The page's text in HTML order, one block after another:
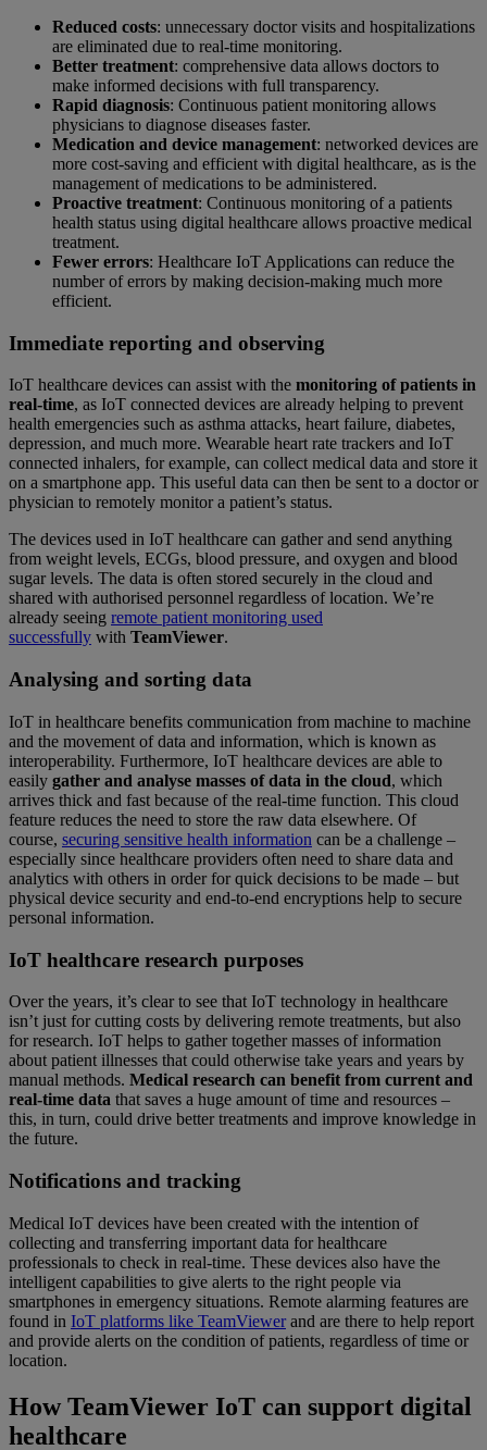
Reduced costs: unnecessary doctor visits and hospitalizations
are eliminated due to real-time monitoring.
Better treatment: comprehensive data allows doctors to
make informed decisions with full transparency.
Rapid diagnosis: Continuous patient monitoring allows
physicians to diagnose diseases faster.
Medication and device management: networked devices are
more cost-saving and efficient with digital healthcare, as is the
management of medications to be administered.
Proactive treatment: Continuous monitoring of a patients
health status using digital healthcare allows proactive medical
treatment.
Fewer errors: Healthcare IoT Applications can reduce the
number of errors by making decision-making much more
efficient.
Immediate reporting and observing
IoT healthcare devices can assist with the monitoring of patients in
real-time, as IoT connected devices are already helping to prevent
health emergencies such as asthma attacks, heart failure, diabetes,
depression, and much more. Wearable heart rate trackers and IoT
connected inhalers, for example, can collect medical data and store it
on a smartphone app. This useful data can then be sent to a doctor or
physician to remotely monitor a patient’s status.
The devices used in IoT healthcare can gather and send anything
from weight levels, ECGs, blood pressure, and oxygen and blood
sugar levels. The data is often stored securely in the cloud and
shared with authorised personnel regardless of location. We’re
already seeing remote patient monitoring used
successfully with TeamViewer.
Analysing and sorting data
IoT in healthcare benefits communication from machine to machine
and the movement of data and information, which is known as
interoperability. Furthermore, IoT healthcare devices are able to
easily gather and analyse masses of data in the cloud, which
arrives thick and fast because of the real-time function. This cloud
feature reduces the need to store the raw data elsewhere. Of
course, securing sensitive health information can be a challenge –
especially since healthcare providers often need to share data and
analytics with others in order for quick decisions to be made – but
physical device security and end-to-end encryptions help to secure
personal information.
IoT healthcare research purposes
Over the years, it’s clear to see that IoT technology in healthcare
isn’t just for cutting costs by delivering remote treatments, but also
for research. IoT helps to gather together masses of information
about patient illnesses that could otherwise take years and years by
manual methods. Medical research can benefit from current and
real-time data that saves a huge amount of time and resources –
this, in turn, could drive better treatments and improve knowledge in
the future.
Notifications and tracking
Medical IoT devices have been created with the intention of
collecting and transferring important data for healthcare
professionals to check in real-time. These devices also have the
intelligent capabilities to give alerts to the right people via
smartphones in emergency situations. Remote alarming features are
found in IoT platforms like TeamViewerand are there to help report
and provide alerts on the condition of patients, regardless of time or
location.
How TeamViewer IoT can support digital
healthcare